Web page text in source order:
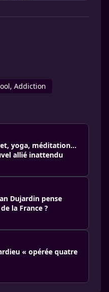
Addiction
yoga, méditation…
allié inattendu
Dujardin pense
la France ?
« opérée quatre